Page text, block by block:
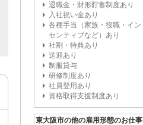
退職金・財形貯蓄制度あり
入社祝い金あり
各種手当（家族・役職・イン
センティブなど）あり
社割・特典あり
送迎あり
制服貸与
研修制度あり
社員登用あり
資格取得支援制度あり
東大阪市の他の雇用形態のお仕事